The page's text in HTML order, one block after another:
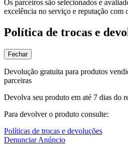
Os parceiros são selecionados e
excelência no serviço e reputação com
Política de trocas e
Fechar
Devolução gratuita para produtos
parceiras
Devolva seu produto em até 7 dias do
Para devolver o produto consulte:
Políticas de trocas e devoluções
Denunciar Anúncio